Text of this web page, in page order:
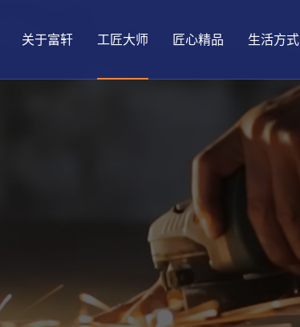
关于富轩
品牌荣誉
工匠大师
门窗真功夫
匠心精品
智能门窗
生活方式
趣生活
查找门店
盈利模式
门店动态